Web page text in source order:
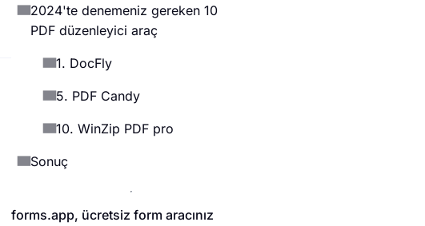
2024'te denemeniz gereken 10
PDF düzenleyici araç
1. DocFly
5. PDF Candy
10. WinZip PDF pro
Sonuç
forms.app, ücretsiz form aracınız